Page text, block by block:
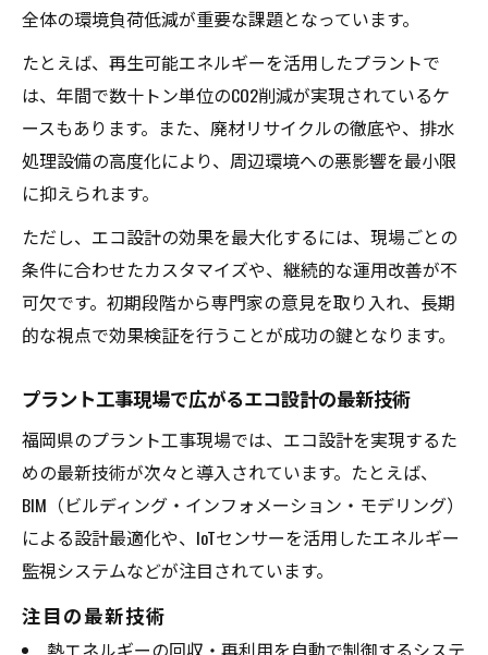
来像
プラント工事業界で注目される水素技術の
最新動向
五友エコワークスに見る水素プラント設計
の工夫
プラント工事と水素プラント設計の相乗効
果を探る
今注目される福岡県発プラント工事の魅力
プラント工事の現場で評価されるエコ設計
の強み
由
西日本プラント下請け構造の特徴と業界動
向
プラント工事が地域産業発展に与える影響
とは
五友エコワークスの実績から見る工事の信
頼性
全体の環境負荷低減が重要な課題となっています。
たとえば、再生可能エネルギーを活用したプラントで
は、年間で数十トン単位のCO2削減が実現されているケ
ースもあります。また、廃材リサイクルの徹底や、排水
処理設備の高度化により、周辺環境への悪影響を最小限
に抑えられます。
ただし、エコ設計の効果を最大化するには、現場ごとの
条件に合わせたカスタマイズや、継続的な運用改善が不
可欠です。初期段階から専門家の意見を取り入れ、長期
的な視点で効果検証を行うことが成功の鍵となります。
プラント工事現場で広がるエコ設計の最新技術
福岡県のプラント工事現場では、エコ設計を実現するた
めの最新技術が次々と導入されています。たとえば、
BIM（ビルディング・インフォメーション・モデリング）
による設計最適化や、IoTセンサーを活用したエネルギー
監視システムなどが注目されています。
注目の最新技術
熱エネルギーの回収・再利用を自動で制御するシステ